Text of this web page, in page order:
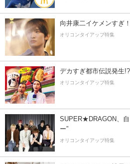
向井康二イケメンすぎ
オリコンタイアップ特集
デカすぎ都市伝説発生
オリコンタイアップ特集
SUPER★DRAGON、自
ー”
オリコンタイアップ特集